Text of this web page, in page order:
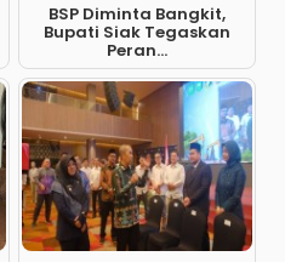
BSP Diminta Bangkit,
Bupati Siak Tegaskan
Peran...